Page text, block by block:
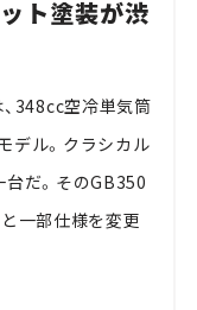
ト塗装が渋
348cc空冷単気筒
デル。クラシカル
だ。そのGB350
一部仕様を変更